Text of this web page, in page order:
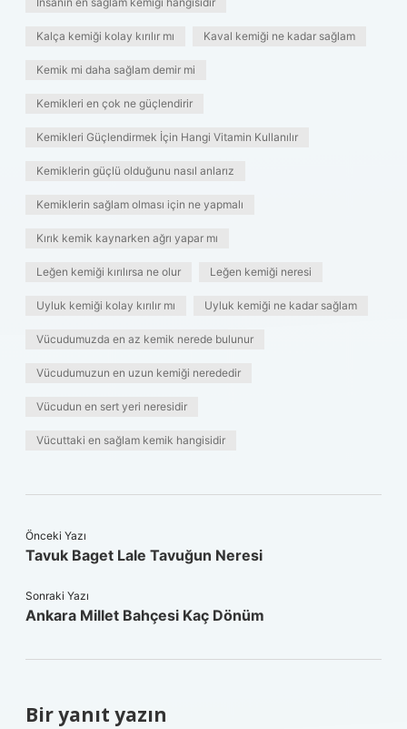
Kalça kemiği kolay kırılır mı Kaval kemiği ne kadar sağlam
Kemik mi daha sağlam demir mi
Kemikleri en çok ne güçlendirir
Kemikleri Güçlendirmek İçin Hangi Vitamin Kullanılır
Kemiklerin güçlü olduğunu nasıl anlarız
Kemiklerin sağlam olması için ne yapmalı
Kırık kemik kaynarken ağrı yapar mı
Leğen kemiği kırılırsa ne olur Leğen kemiği neresi
Uyluk kemiği kolay kırılır mı Uyluk kemiği ne kadar sağlam
Vücudumuzda en az kemik nerede bulunur
Vücudumuzun en uzun kemiği nerededir
Vücudun en sert yeri neresidir
Vücuttaki en sağlam kemik hangisidir
Önceki Yazı
Tavuk Baget Lale Tavuğun Neresi
Sonraki Yazı
Ankara Millet Bahçesi Kaç Dönüm
Bir yanıt yazın